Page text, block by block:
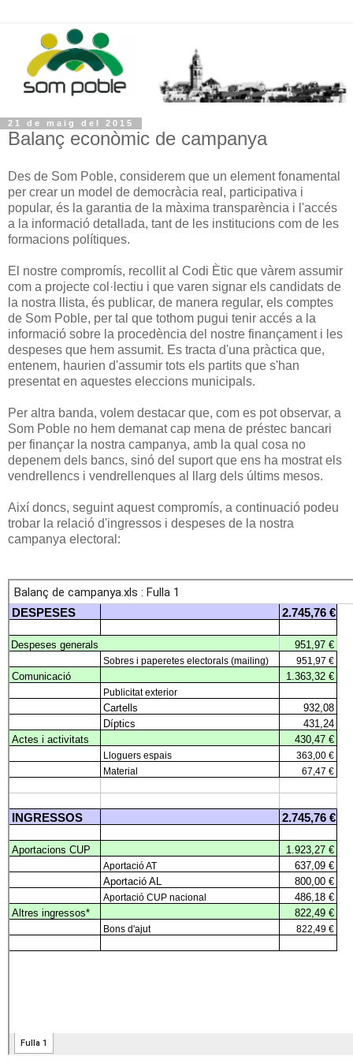
21 de maig del 2015
Balanç econòmic de campanya
Des de Som Poble, considerem que un element fonamental
per crear un model de democràcia real, participativa i
popular, és la garantia de la màxima transparència i l'accés
a la informació detallada, tant de les institucions com de les
formacions polítiques.
El nostre compromís, recollit al Codi Ètic que vàrem assumir
com a projecte col·lectiu i que varen signar els candidats de
la nostra llista, és publicar, de manera regular, els comptes
de Som Poble, per tal que tothom pugui tenir accés a la
informació sobre la procedència del nostre finançament i les
despeses que hem assumit. Es tracta d'una pràctica que,
entenem, haurien d'assumir tots els partits que s'han
presentat en aquestes eleccions municipals.
Per altra banda, volem destacar que, com es pot observar, a
Som Poble no hem demanat cap mena de préstec bancari
per finançar la nostra campanya, amb la qual cosa no
depenem dels bancs, sinó del suport que ens ha mostrat els
vendrellencs i vendrellenques al llarg dels últims mesos.
Així doncs, seguint aquest compromís, a continuació podeu
trobar la relació d'ingressos i despeses de la nostra
campanya electoral: